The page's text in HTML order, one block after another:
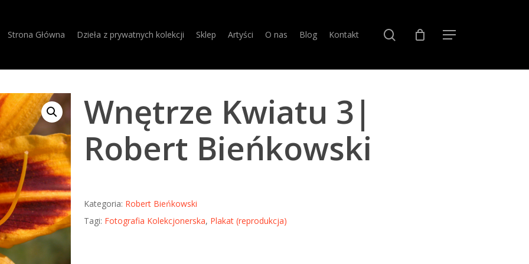
Strona Główna Dzieła z prywatnych kolekcji Sklep Artyści O nas Blog Kontakt search Menu
Wnętrze Kwiatu 3|
Robert Bieńkowski
Kategoria: Robert Bieńkowski
Tagi: Fotografia Kolekcjonerska, Plakat (reprodukcja)